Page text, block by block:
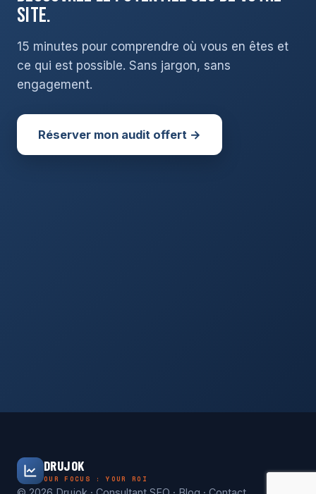
site.
15 minutes pour comprendre où vous en êtes et
ce qui est possible. Sans jargon, sans
engagement.
Réserver mon audit offert →
DRUJOK
OUR FOCUS : YOUR ROI